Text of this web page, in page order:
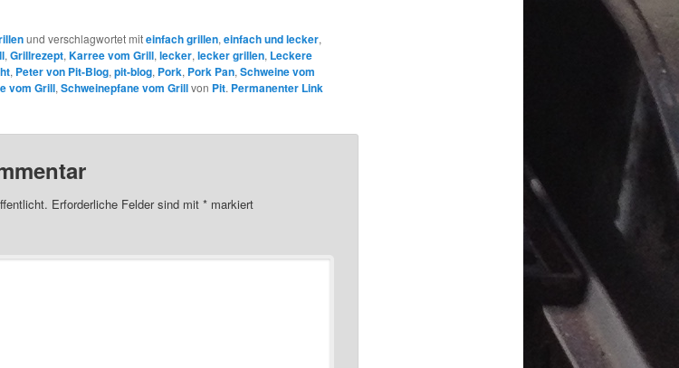
und verschlagwortet miteinfach grillen, einfach und lecker,
, Grillrezept, Karree vom Grill, lecker, lecker grillen, Leckere
, Peter von Pit-Blog, pit-blog, Pork, Pork Pan, Schweine vom
vom Grill, Schweinepfane vom Grillvon Pit. Permanenter Link
Erforderliche Felder sind mit *markiert